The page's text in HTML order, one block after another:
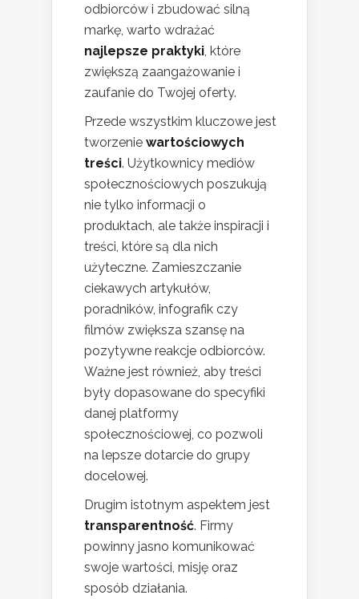
odbiorców i zbudować silną
markę, warto wdrażać
najlepsze praktyki , które
zwiększą zaangażowanie i
zaufanie do Twojej oferty.
Przede wszystkim kluczowe jest
tworzenie wartościowych
treści. Użytkownicy mediów
społecznościowych poszukują
nie tylko informacji o
produktach, ale także inspiracji i
treści, które są dla nich
użyteczne. Zamieszczanie
ciekawych artykułów,
poradników, infografik czy
filmów zwiększa szansę na
pozytywne reakcje odbiorców.
Ważne jest również, aby treści
były dopasowane do specyfiki
danej platformy
społecznościowej, co pozwoli
na lepsze dotarcie do grupy
docelowej.
Drugim istotnym aspektem jest
transparentność. Firmy
powinny jasno komunikować
swoje wartości, misję oraz
sposób działania.